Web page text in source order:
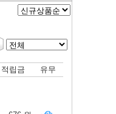
적립금 유무